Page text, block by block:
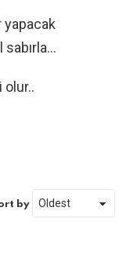
yapacak
sabırla…
olur..
by